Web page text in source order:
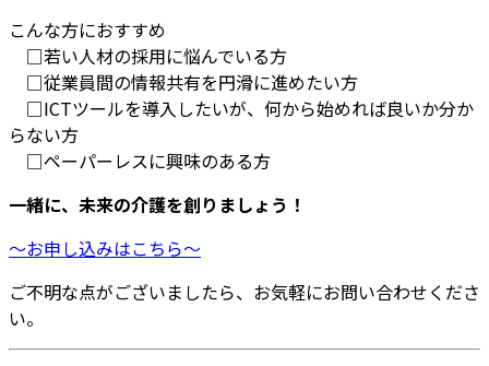
こんな方におすすめ
□若い人材の採用に悩んでいる方
□従業員間の情報共有を円滑に進めたい方
□ICTツールを導入したいが、何から始めれば良いか分か
らない方
□ペーパーレスに興味のある方
一緒に、未来の介護を創りましょう！
～お申し込みはこちら～
ご不明な点がございましたら、お気軽にお問い合わせくださ
い。